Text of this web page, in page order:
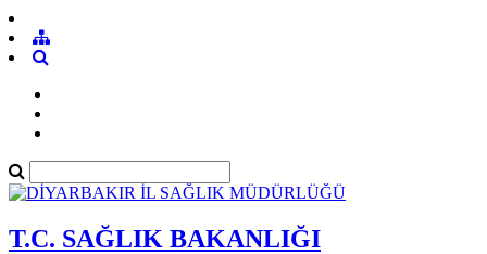
T.C. SAĞLIK BAKANLIĞI